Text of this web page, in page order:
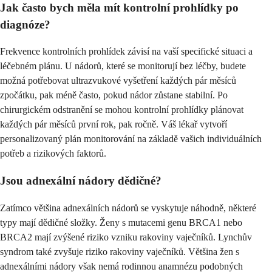
Jak často bych měla mít kontrolní prohlídky po
diagnóze?
Frekvence kontrolních prohlídek závisí na vaší specifické situaci a
léčebném plánu. U nádorů, které se monitorují bez léčby, budete
možná potřebovat ultrazvukové vyšetření každých pár měsíců
zpočátku, pak méně často, pokud nádor zůstane stabilní. Po
chirurgickém odstranění se mohou kontrolní prohlídky plánovat
každých pár měsíců první rok, pak ročně. Váš lékař vytvoří
personalizovaný plán monitorování na základě vašich individuálních
potřeb a rizikových faktorů.
Jsou adnexální nádory dědičné?
Zatímco většina adnexálních nádorů se vyskytuje náhodně, některé
typy mají dědičné složky. Ženy s mutacemi genu BRCA1 nebo
BRCA2 mají zvýšené riziko vzniku rakoviny vaječníků. Lynchův
syndrom také zvyšuje riziko rakoviny vaječníků. Většina žen s
adnexálními nádory však nemá rodinnou anamnézu podobných